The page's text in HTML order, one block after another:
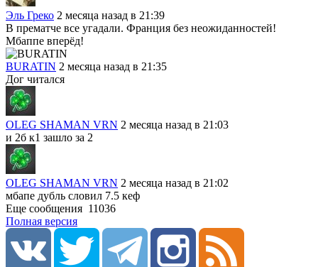
Эль Греко 2 месяца назад в 21:39
В прематче все угадали. Франция без неожиданностей!
Мбаппе вперёд!
BURATIN 2 месяца назад в 21:35
Дог читался
OLEG SHAMAN VRN 2 месяца назад в 21:03
и 2б к1 зашло за 2
OLEG SHAMAN VRN 2 месяца назад в 21:02
мбапе дубль словил 7.5 кеф
Еще сообщения 11036
Полная версия